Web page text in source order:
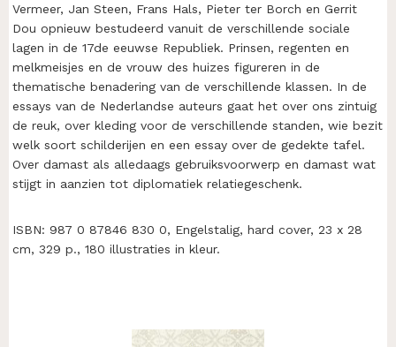
Vermeer, Jan Steen, Frans Hals, Pieter ter Borch en Gerrit
Dou opnieuw bestudeerd vanuit de verschillende sociale
lagen in de 17de eeuwse Republiek. Prinsen, regenten en
melkmeisjes en de vrouw des huizes figureren in de
thematische benadering van de verschillende klassen. In de
essays van de Nederlandse auteurs gaat het over ons zintuig
de reuk, over kleding voor de verschillende standen, wie bezit
welk soort schilderijen en een essay over de gedekte tafel.
Over damast als alledaags gebruiksvoorwerp en damast wat
stijgt in aanzien tot diplomatiek relatiegeschenk.
ISBN: 987 0 87846 830 0, Engelstalig, hard cover, 23 x 28
cm, 329 p., 180 illustraties in kleur.